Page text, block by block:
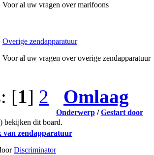
Voor al uw vragen over marifoons
Overige zendapparatuur
Voor al uw vragen over overige zendapparatuur
[1] 2 Omlaag
Onderwerp/Gestart door
bekijken dit board.
van zendapparatuur
Discriminator